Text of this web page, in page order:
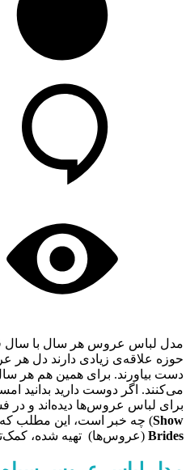
مدل لباس عروس هر سال با سال‌
حوزه علاقه‌ی زیادی دارند دل هر
دست بیاورند. برای همین هم هر
می‌کنند. اگر دوست دارید بدانید
برای لباس عروس‌ها دیده‌اند و در
Show) چه خبر است، این مطلب
Brides (عروس‌ها) تهیه شده،